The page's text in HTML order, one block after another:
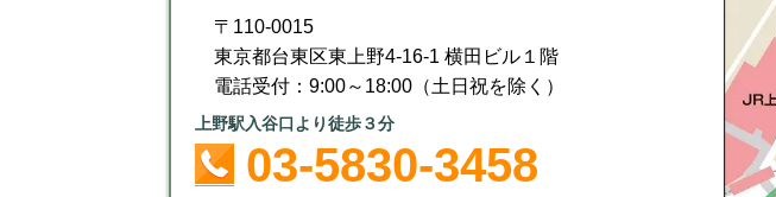
〒110-0015
東京都台東区東上野4-16-1 横田ビル１階
電話受付：9:00～18:00（土日祝を除く）
上野駅入谷口より徒歩３分
03-5830-3458